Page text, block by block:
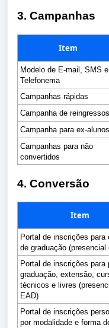
3. Campanhas
Item
Modelo de E-mail, SMS e
Telefonema
Campanhas rápidas
Campanha de reingressos
Campanha para ex-alunos
Campanhas para não
convertidos
4. Conversão
Item
Portal de inscrições para
de graduação (presencial
Portal de inscrições para
graduação, extensão,
técnicos e livres
EAD)
Portal de inscrições
por modalidade e forma